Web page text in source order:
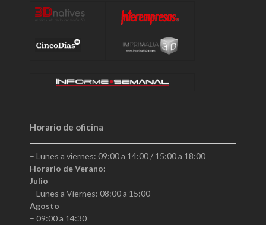
Horario de oficina
– Lunes a viernes: 09:00 a 14:00 / 15:00 a 18:00
Horario de Verano:
Julio
– Lunes a Viernes: 08:00 a 15:00
Agosto
– 09:00 a 14:30